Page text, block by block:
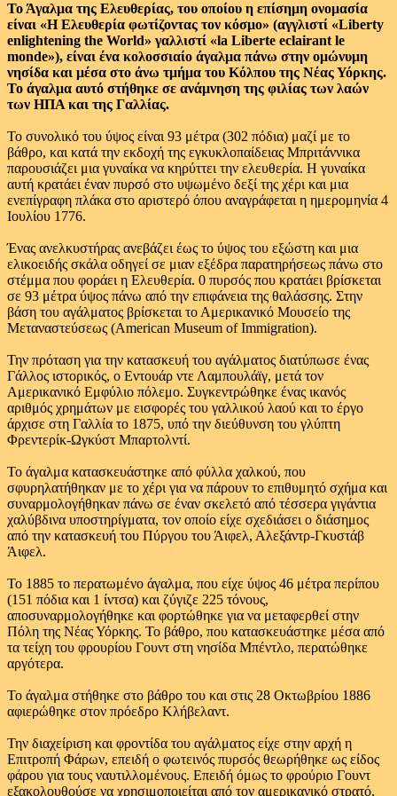
Το Άγαλμα της Ελευθερίας, του οποίου η επίσημη ονομασία
είναι «Η Ελευθερία φωτίζοντας τον κόσμο» (αγγλιστί «Liberty
enlightening the World» γαλλιστί «la Liberte eclairant le
monde»), είναι ένα κολοσσιαίο άγαλμα πάνω στην ομώνυμη
νησίδα και μέσα στο άνω τμήμα του Κόλπου της Νέας Υόρκης.
Το άγαλμα αυτό στήθηκε σε ανάμνηση της φιλίας των λαών
των ΗΠΑ και της Γαλλίας.
Το συνολικό του ύψος είναι 93 μέτρα (302 πόδια) μαζί με το
βάθρο, και κατά την εκδοχή της εγκυκλοπαίδειας Μπριτάννικα
παρουσιάζει μια γυναίκα να κηρύττει την ελευθερία. Η γυναίκα
αυτή κρατάει έναν πυρσό στο υψωμένο δεξί της χέρι και μια
ενεπίγραφη πλάκα στο αριστερό όπου αναγράφεται η ημερομηνία 4
Ιουλίου 1776.
Ένας ανελκυστήρας ανεβάζει έως το ύψος του εξώστη και μια
ελικοειδής σκάλα οδηγεί σε μιαν εξέδρα παρατηρήσεως πάνω στο
στέμμα που φοράει η Ελευθερία. 0 πυρσός που κρατάει βρίσκεται
σε 93 μέτρα ύψος πάνω από την επιφάνεια της θαλάσσης. Στην
βάση του αγάλματος βρίσκεται το Αμερικανικό Μουσείο της
Μεταναστεύσεως (American Museum of Immigration).
Την πρόταση για την κατασκευή του αγάλματος διατύπωσε ένας
Γάλλος ιστορικός, ο Εντουάρ ντε Λαμπουλάϊγ, μετά τον
Αμερικανικό Εμφύλιο πόλεμο. Συγκεντρώθηκε ένας ικανός
αριθμός χρημάτων με εισφορές του γαλλικού λαού και το έργο
άρχισε στη Γαλλία το 1875, υπό την διεύθυνση του γλύπτη
Φρεντερίκ-Ωγκύστ Μπαρτολντί.
Το άγαλμα κατασκευάστηκε από φύλλα χαλκού, που
σφυρηλατήθηκαν με το χέρι για να πάρουν το επιθυμητό σχήμα και
συναρμολογήθηκαν πάνω σε έναν σκελετό από τέσσερα γιγάντια
χαλύβδινα υποστηρίγματα, τον οποίο είχε σχεδιάσει ο διάσημος
από την κατασκευή του Πύργου του Άιφελ, Αλεξάντρ-Γκυστάβ
Άιφελ.
Το 1885 το περατωμένο άγαλμα, που είχε ύψος 46 μέτρα περίπου
(151 πόδια και 1 ίντσα) και ζύγιζε 225 τόνους,
αποσυναρμολογήθηκε και φορτώθηκε για να μεταφερθεί στην
Πόλη της Νέας Υόρκης. Το βάθρο, που κατασκευάστηκε μέσα από
τα τείχη του φρουρίου Γουντ στη νησίδα Μπέντλο, περατώθηκε
αργότερα.
Το άγαλμα στήθηκε στο βάθρο του και στις 28 Οκτωβρίου 1886
αφιερώθηκε στον πρόεδρο Κλήβελαντ.
Την διαχείριση και φροντίδα του αγάλματος είχε στην αρχή η
Επιτροπή Φάρων, επειδή ο φωτεινός πυρσός θεωρήθηκε ως είδος
φάρου για τους ναυτιλλομένους. Επειδή όμως το φρούριο Γουντ
εξακολουθούσε να χρησιμοποιείται από τον αμερικανικό στρατό,